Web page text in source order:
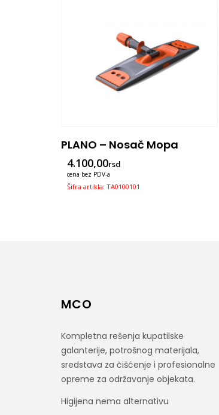
PLANO – Nosač Mopa
4.100,00rsd
cena bez PDV-a
Šifra artikla: TA0100101
MCO
Kompletna rešenja kupatilske
galanterije, potrošnog materijala,
sredstava za čišćenje i profesionalne
opreme za održavanje objekata.
Higijena nema alternativu